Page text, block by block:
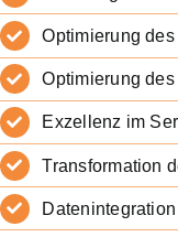
Optimierung
Optimierung
Exzellenz im
Transformation